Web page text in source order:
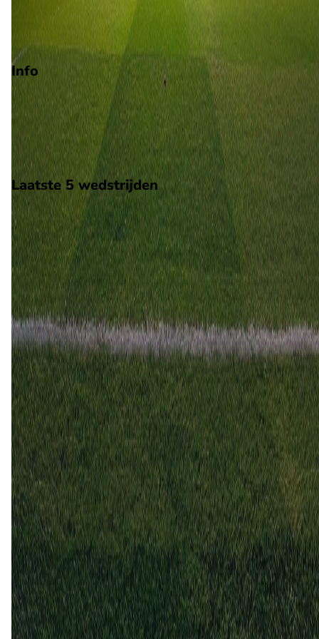
Info
Op 25 oktober 2026 gaat Chaves de strijd aan met Vizela. De
wedstrijd wordt afgetrapt om 17:00 en wordt gespeeld in de
Segunda Liga.
Stadion: Onbekend
Scheidsrechter: Onbekend
Laatste 5 wedstrijden
H2H
Chaves
Vizela
28 feb 2026
Vizela
Chaves
3
4 okt2025
Chaves
Vizela
10
5 apr 2025
Chaves
Vizela
12
8 nov 2024
Vizela
Chaves
0 1
15 apr 2024
Vizela